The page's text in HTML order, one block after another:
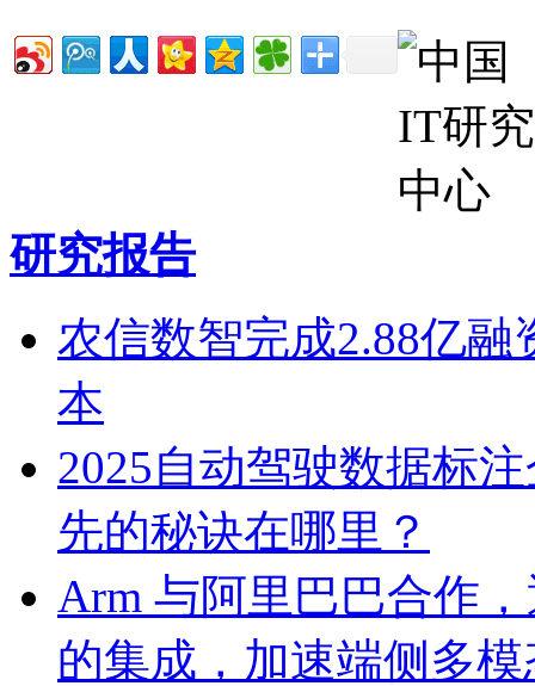
研究报告
农信数智完成2.88亿融
本
2025自动驾驶数据标
先的秘诀在哪里？
Arm 与阿里巴巴合作
的集成，加速端侧多